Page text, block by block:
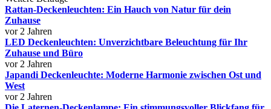
Rattan-Deckenleuchten: Ein Hauch von Natur für dein
Zuhause
vor 2 Jahren
LED Deckenleuchten: Unverzichtbare Beleuchtung für Ihr
Zuhause und Büro
vor 2 Jahren
Japandi Deckenleuchte: Moderne Harmonie zwischen Ost und
West
vor 2 Jahren